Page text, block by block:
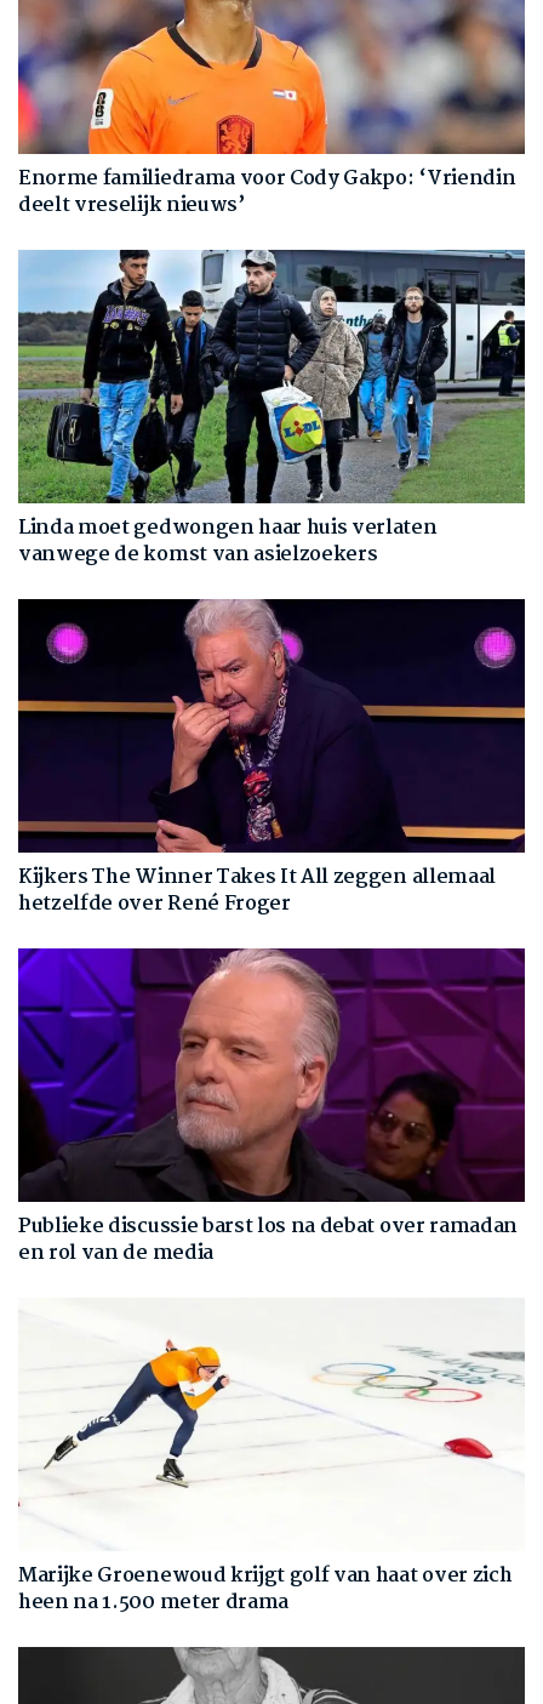
Enorme familiedrama voor Cody Gakpo: ‘Vriendin
deelt vreselijk nieuws’
Linda moet gedwongen haar huis verlaten
vanwege de komst van asielzoekers
Kijkers The Winner Takes It All zeggen allemaal
hetzelfde over René Froger
Publieke discussie barst los na debat over ramadan
en rol van de media
Marijke Groenewoud krijgt golf van haat over zich
heen na 1.500 meter drama